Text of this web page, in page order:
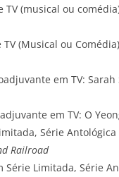
(musical ou
(Musical ou
em TV: Sarah
em TV: O
Série
Railroad
Série Limitada, Série